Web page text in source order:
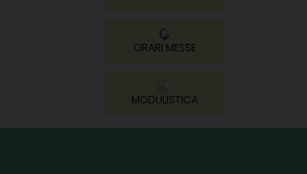
ORARI MESSE
MODULISTICA